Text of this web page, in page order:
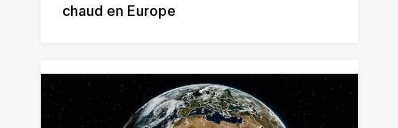
chaud en Europe